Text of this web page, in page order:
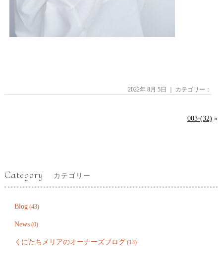
2022年 8月 5日 ｜ カテゴリー：
003-(32) »
Category カテゴリー
Blog(43)
News(0)
くにたちメリアのオーナーズブログ (13)